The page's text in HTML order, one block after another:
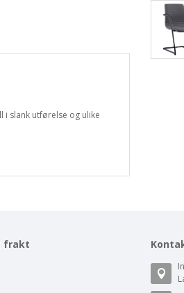
i slank utførelse og ulike
frakt